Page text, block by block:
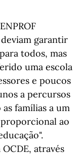
garantir
todos, mas
uma escola
e poucos
a percursos
famílias a um
ao
através